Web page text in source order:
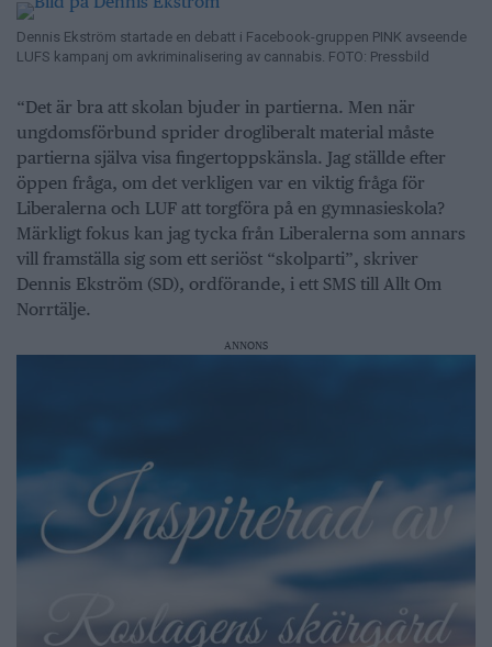
Dennis Ekström startade en debatt i Facebook-gruppen PINK avseende
LUFS kampanj om avkriminalisering av cannabis. FOTO: Pressbild
“Det är bra att skolan bjuder in partierna. Men när
ungdomsförbund sprider drogliberalt material måste
partierna själva visa fingertoppskänsla. Jag ställde efter
öppen fråga, om det verkligen var en viktig fråga för
Liberalerna och LUF att torgföra på en gymnasieskola?
Märkligt fokus kan jag tycka från Liberalerna som annars
vill framställa sig som ett seriöst “skolparti”, skriver
Dennis Ekström (SD), ordförande, i ett SMS till Allt Om
Norrtälje.
ANNONS